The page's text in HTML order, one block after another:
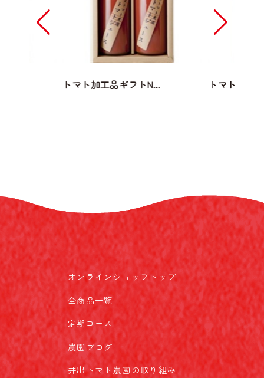
トマト加工品ギフトN... トマト加工
オンラインショップトップ
全商品一覧
定期コース
農園ブログ
井出トマト農園の取り組み